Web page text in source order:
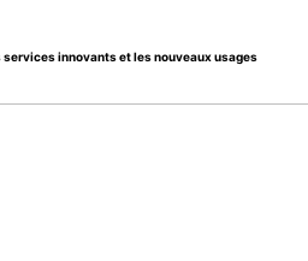
innovants et les nouveaux usages